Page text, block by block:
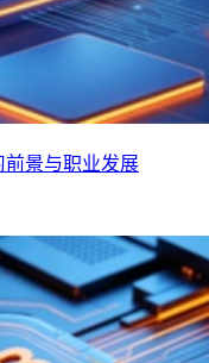
前景与职业发展